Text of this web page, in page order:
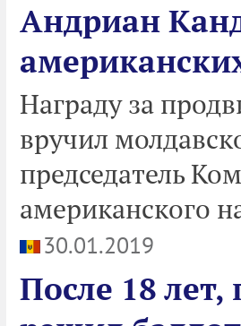
Андриан
Награду за
вручил
председатель
американского
30.01.2019
После 18